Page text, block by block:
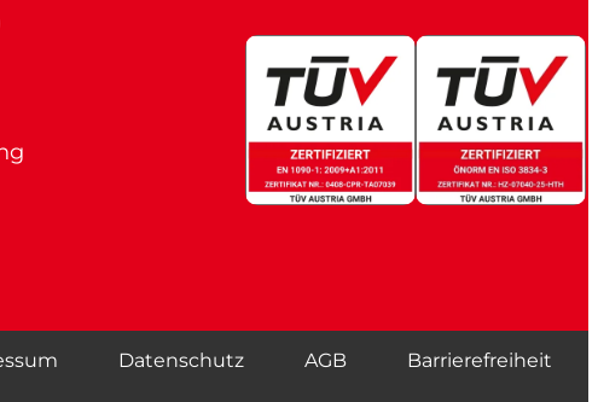
Datenschutz AGB Barrierefreiheit